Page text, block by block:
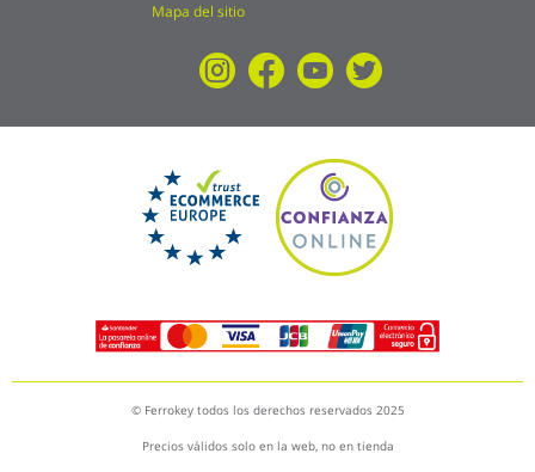
Mapa del sitio
© Ferrokey todos los derechos reservados 2025
Precios válidos solo en la web, no en tienda